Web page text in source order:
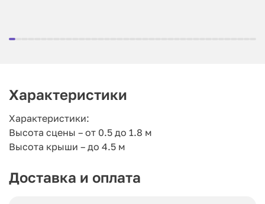
Характеристики
Характеристики:
Высота сцены – от 0.5 до 1.8 м
Высота крыши – до 4.5 м
Доставка и оплата